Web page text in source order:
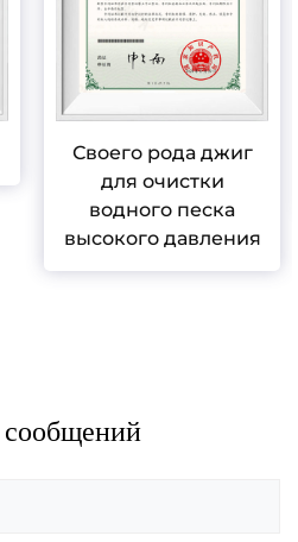
Своего рода джиг
для очистки
водного песка
высокого давления